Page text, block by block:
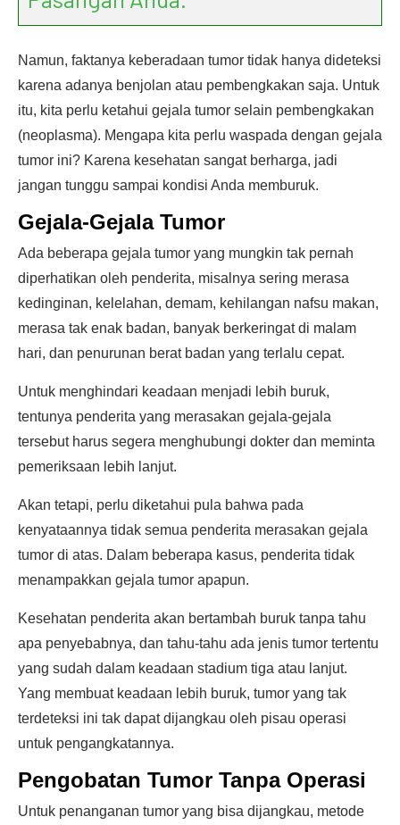
Namun, faktanya keberadaan tumor tidak hanya dideteksi
karena adanya benjolan atau pembengkakan saja. Untuk
itu, kita perlu ketahui gejala tumor selain pembengkakan
(neoplasma). Mengapa kita perlu waspada dengan gejala
tumor ini? Karena kesehatan sangat berharga, jadi
jangan tunggu sampai kondisi Anda memburuk.
Gejala-Gejala Tumor
Ada beberapa gejala tumor yang mungkin tak pernah
diperhatikan oleh penderita, misalnya sering merasa
kedinginan, kelelahan, demam, kehilangan nafsu makan,
merasa tak enak badan, banyak berkeringat di malam
hari, dan penurunan berat badan yang terlalu cepat.
Untuk menghindari keadaan menjadi lebih buruk,
tentunya penderita yang merasakan gejala-gejala
tersebut harus segera menghubungi dokter dan meminta
pemeriksaan lebih lanjut.
Akan tetapi, perlu diketahui pula bahwa pada
kenyataannya tidak semua penderita merasakan gejala
tumor di atas. Dalam beberapa kasus, penderita tidak
menampakkan gejala tumor apapun.
Kesehatan penderita akan bertambah buruk tanpa tahu
apa penyebabnya, dan tahu-tahu ada jenis tumor tertentu
yang sudah dalam keadaan stadium tiga atau lanjut.
Yang membuat keadaan lebih buruk, tumor yang tak
terdeteksi ini tak dapat dijangkau oleh pisau operasi
untuk pengangkatannya.
Pengobatan Tumor Tanpa Operasi
Untuk penanganan tumor yang bisa dijangkau, metode